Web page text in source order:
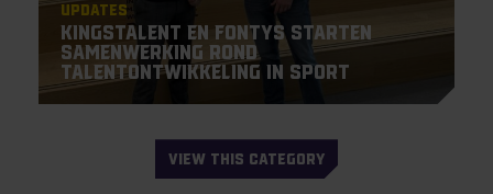
Updates
KingsTalent en Fontys starten
samenwerking rond
talentontwikkeling in sport
VIEW THIS CATEGORY